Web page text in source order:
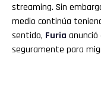
streaming. Sin
medio continúa
sentido, Furia
seguramente para